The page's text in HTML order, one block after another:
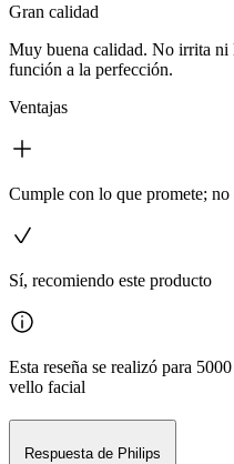
Gran calidad
Muy buena calidad. No irrita ni
función a la perfección.
Ventajas
Cumple con lo que promete;
Sí, recomiendo este producto
Esta reseña se realizó para
vello facial
Respuesta de Philips